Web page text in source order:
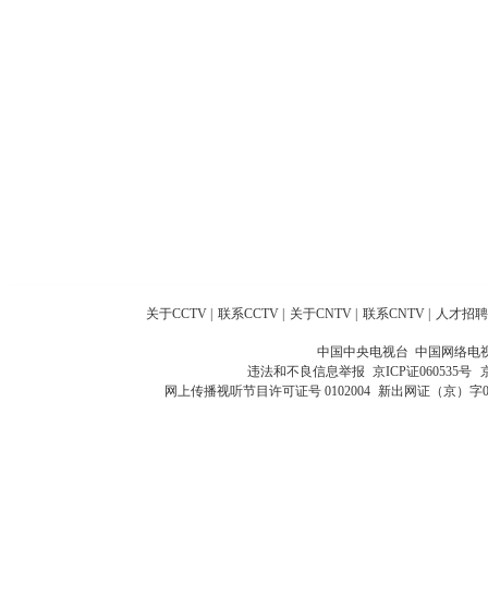
关于CCTV 联系CCTV 关于CNTV 联系CNTV 人才招聘
中国中央电视台 中国网络电
违法和不良信息举报 京ICP证060535号
网上传播视听节目许可证号 0102004 新出网证（京）